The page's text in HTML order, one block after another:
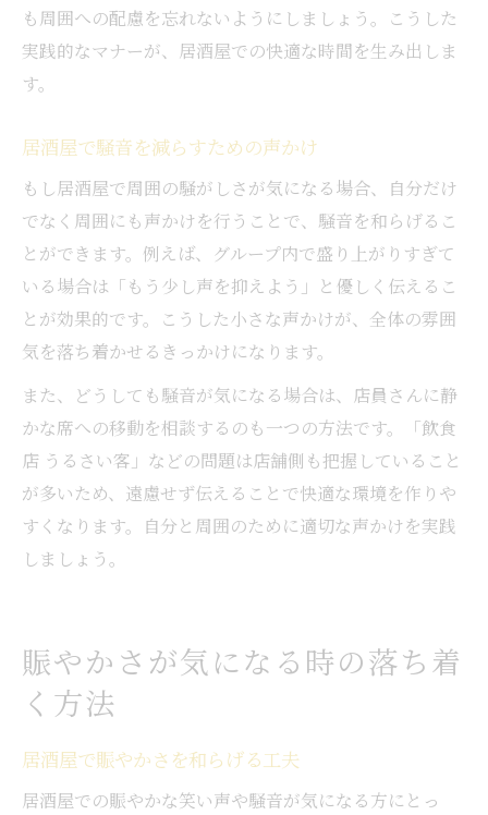
も周囲への配慮を忘れないようにしましょう。こうした
実践的なマナーが、居酒屋での快適な時間を生み出しま
す。
居酒屋で騒音を減らすための声かけ
もし居酒屋で周囲の騒がしさが気になる場合、自分だけ
でなく周囲にも声かけを行うことで、騒音を和らげるこ
とができます。例えば、グループ内で盛り上がりすぎて
いる場合は「もう少し声を抑えよう」と優しく伝えるこ
とが効果的です。こうした小さな声かけが、全体の雰囲
気を落ち着かせるきっかけになります。
また、どうしても騒音が気になる場合は、店員さんに静
かな席への移動を相談するのも一つの方法です。「飲食
店 うるさい客」などの問題は店舗側も把握していること
が多いため、遠慮せず伝えることで快適な環境を作りや
すくなります。自分と周囲のために適切な声かけを実践
しましょう。
賑やかさが気になる時の落ち着
く方法
居酒屋で賑やかさを和らげる工夫
居酒屋での賑やかな笑い声や騒音が気になる方にとっ